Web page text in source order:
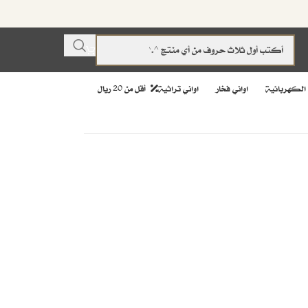
الكهربائية اواني فخار اواني تراثية أقل من 20 ريال